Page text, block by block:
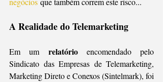
A Realidade do Telemarketing
Em um relatório encomendado pelo
Sindicato das Empresas de Telemarketing,
Marketing Direto e Conexos (Sintelmark), foi